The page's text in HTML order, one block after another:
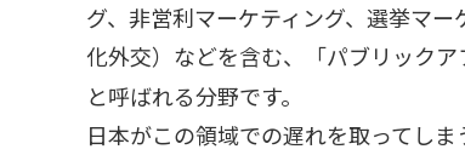
グ、非営利マーケティング、選挙マ
化外交）などを含む、「パブリックア
と呼ばれる分野です。
日本がこの領域での遅れを取ってしま